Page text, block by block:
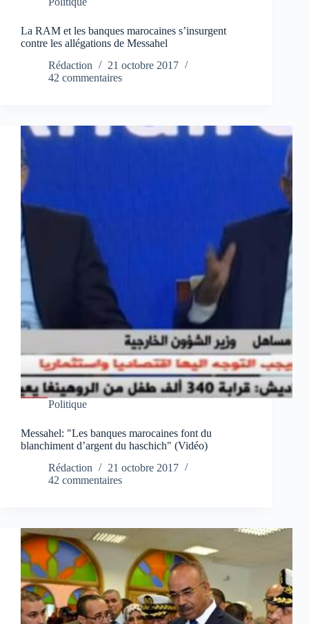
La RAM et les banques marocaines s’insurgent
contre les allégations de Messahel
Rédaction
21 octobre 2017
42 commentaires
Politique
Messahel: "Les banques marocaines font du
blanchiment d’argent du haschich" (Vidéo)
Rédaction
21 octobre 2017
42 commentaires